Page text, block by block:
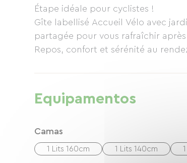
Étape idéale pour cyclistes !
Gîte labellisé Accueil Vélo avec
partagée pour vous rafraîchir après
Repos, confort et sérénité au
Equipamentos
Camas
1 Lits 160cm 1 Lits 140cm